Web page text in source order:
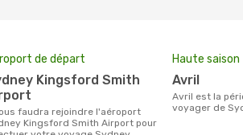
de départ
Kingsford Smith Airport pour
Haute saison
avril
avril est la période la plus chargée pour
voyager de